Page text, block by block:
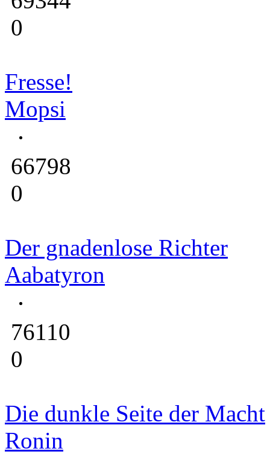
0
Fresse!
Mopsi
66798
0
Der gnadenlose Richter
Aabatyron
76110
0
Die dunkle Seite der Macht
Ronin